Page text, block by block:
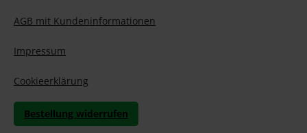
AGB mit Kundeninformationen
Impressum
Cookieerklärung
Bestellung widerrufen